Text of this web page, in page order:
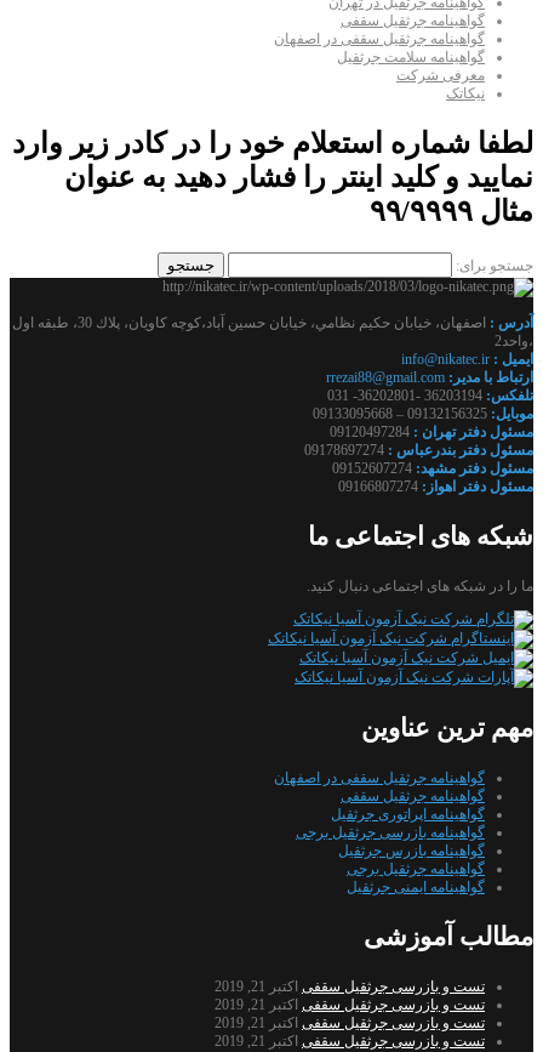
گواهینامه جرثقیل سقفی
گواهینامه جرثقیل سقفی در اصفهان
گواهینامه سلامت جرثقیل
معرفی شرکت
نیکاتک
لطفا شماره استعلام خود را در کادر زیر وارد
نمایید و کلید اینتر را فشار دهید به عنوان
مثال ۹۹/۹۹۹۹
جستجو برای:
آدرس :
اصفهان، خيابان حكيم نظامي، خيابان حسين آباد،كوچه كاويان، پلاك 30، طبقه اول
،واحد2
ايميل : info@nikatec.ir
ارتباط با مدير: rrezai88@gmail.com
تلفكس: 36203194 -36202801- 031
موبايل: 09132156325 – 09133095668
مسئول دفتر تهران : 09120497284
مسئول دفتر بندرعباس : 09178697274
مسئول دفتر مشهد: 09152607274
مسئول دفتر اهواز: 09166807274
شبکه های اجتماعی ما
ما را در شبکه های اجتماعی دنبال کنید.
مهم ترین عناوین
گواهینامه جرثقیل سقفی در اصفهان
گواهینامه جرثقیل سقفی
گواهینامه اپراتوری جرثقیل
گواهینامه بازرسی جرثقیل برجی
گواهینامه بازرس جرثقیل
گواهینامه جرثقیل برجی
گواهینامه ایمنی جرثقیل
مطالب آموزشی
تست و بازرسی جرثقیل سقفی اکتبر 21, 2019
تست و بازرسی جرثقیل سقفی اکتبر 21, 2019
تست و بازرسی جرثقیل سقفی اکتبر 21, 2019
تست و بازرسی جرثقیل سقفی اکتبر 21, 2019